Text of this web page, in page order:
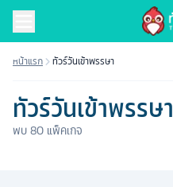
หน้าแรก ทัวร์วันเข้าพรรษา
ทัวร์วันเข้าพรรษา
พบ80 แพ็คเกจ